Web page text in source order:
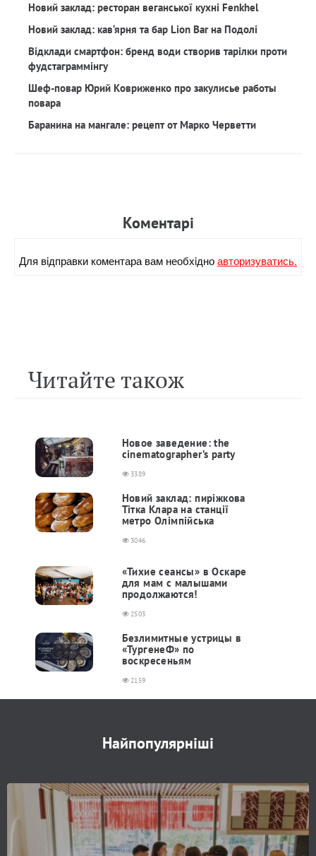
Новий заклад: ресторан веганської кухні Fenkhel
Новий заклад: кав‘ярня та бар Lion Bar на Подолі
Відклади смартфон: бренд води створив тарілки проти
фудстаграммінгу
Шеф-повар Юрий Ковриженко про закулисье работы
повара
Баранина на мангале: рецепт от Марко Черветти
Коментарi
Для вiдправки коментара вам необхiдноавторизуватись.
Читайте також
Новое заведение: the
cinematographer’s party
3389
Новий заклад: пиріжкова
Тітка Клара на станції
метро Олімпійська
3046
«Тихие сеансы» в Оскаре
для мам с малышами
продолжаются!
2503
Безлимитные устрицы в
«ТургенеФ» по
воскресеньям
2159
Найпопулярніші